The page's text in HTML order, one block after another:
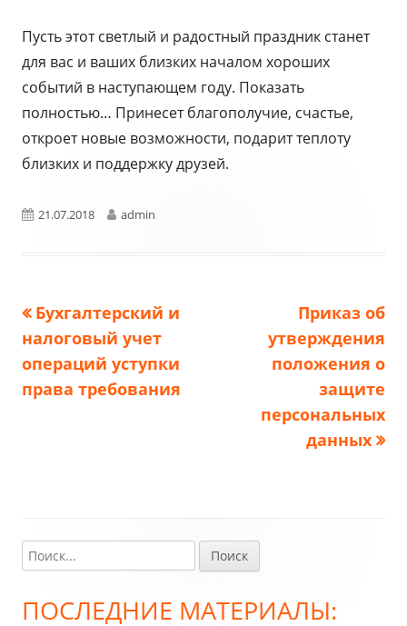
Пусть этот светлый и радостный праздник станет
для вас и ваших близких началом хороших
событий в наступающем году. Показать
полностью… Принесет благополучие, счастье,
откроет новые возможности, подарит теплоту
близких и поддержку друзей.
Опубликовано
21.07.2018 Автор
admin
Навигация
по
записям
Предыдущая
запись:
Бухгалтерский и
налоговый учет
операций уступки
права требования
Следующая
запись:
Приказ об
утверждения
положения о
защите
персональных
данных
Главная
боковая
Найти:
ПОСЛЕДНИЕ МАТЕРИАЛЫ: